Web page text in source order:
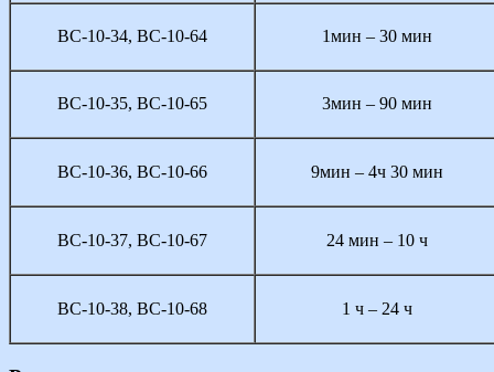
ВС-10-34, ВС-10-64 1мин – 30 мин
ВС-10-35, ВС-10-65 3мин – 90 мин
ВС-10-36, ВС-10-66 9мин – 4ч 30 мин
ВС-10-37, ВС-10-67 24 мин – 10 ч
ВС-10-38, ВС-10-68 1 ч – 24 ч